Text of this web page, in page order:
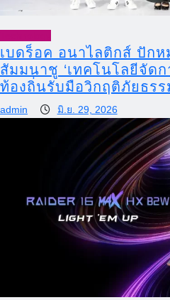
เบดร็อค อนาไลติกส์ ปัก
สัมมนาชู ‘เทคโนโลยีจัด
ท้องถิ่นรับมือวิกฤติภัยธร
admin มิ.ย. 29, 2026